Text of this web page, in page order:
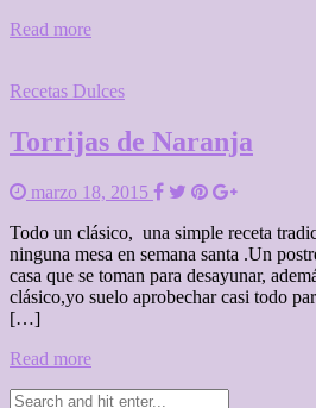
Read more
Recetas Dulces
Torrijas de Naranja
marzo 18, 2015
Todo un clásico, una simple receta
ninguna mesa en semana santa .Un
casa que se toman para desayunar,
clásico,yo suelo aprobechar casi todo
[…]
Read more